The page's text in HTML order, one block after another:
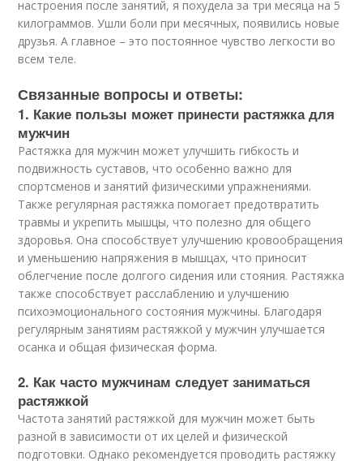
настроения после занятий, я похудела за три месяца на 5
килограммов. Ушли боли при месячных, появились новые
друзья. А главное – это постоянное чувство легкости во
всем теле.
Связанные вопросы и ответы:
1. Какие пользы может принести растяжка для
мужчин
Растяжка для мужчин может улучшить гибкость и
подвижность суставов, что особенно важно для
спортсменов и занятий физическими упражнениями.
Также регулярная растяжка помогает предотвратить
травмы и укрепить мышцы, что полезно для общего
здоровья. Она способствует улучшению кровообращения
и уменьшению напряжения в мышцах, что приносит
облегчение после долгого сидения или стояния. Растяжка
также способствует расслаблению и улучшению
психоэмоционального состояния мужчины. Благодаря
регулярным занятиям растяжкой у мужчин улучшается
осанка и общая физическая форма.
2. Как часто мужчинам следует заниматься
растяжкой
Частота занятий растяжкой для мужчин может быть
разной в зависимости от их целей и физической
подготовки. Однако рекомендуется проводить растяжку